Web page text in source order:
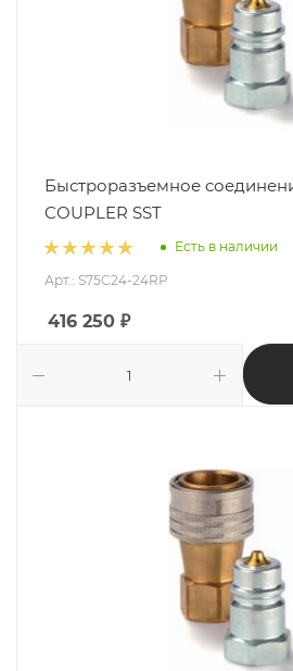
Быстроразъемное
COUPLER SST
Есть в наличии
Арт.: S75C24-24RP
416 250 ₽